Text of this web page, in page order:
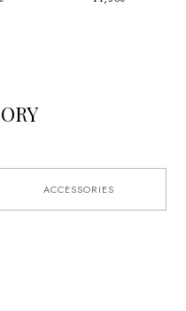
ACCESSORIES